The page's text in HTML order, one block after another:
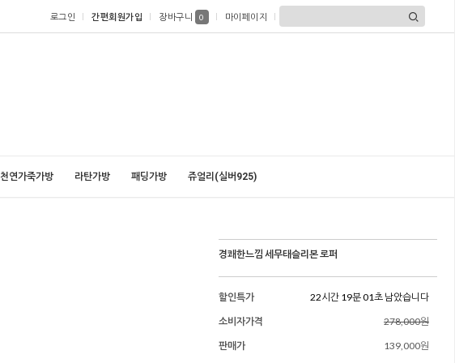
로그인 간편회원가입 장바구니 0 마이페이지
천연가죽가방 라탄가방 패딩가방 쥬얼리(실버925)
경쾌한느낌 세무태슬리본 로퍼
할인특가
22시간 18분 59초 남았습니다
소비자가격
278,000원
판매가
139,000원